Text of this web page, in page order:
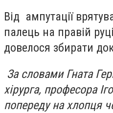
Від ампутації
палець на правій
довелося збирати
За словами Гната
хірурга, професора
попереду на хлопця